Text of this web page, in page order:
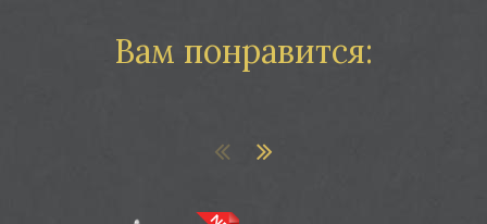
Вам понравится: